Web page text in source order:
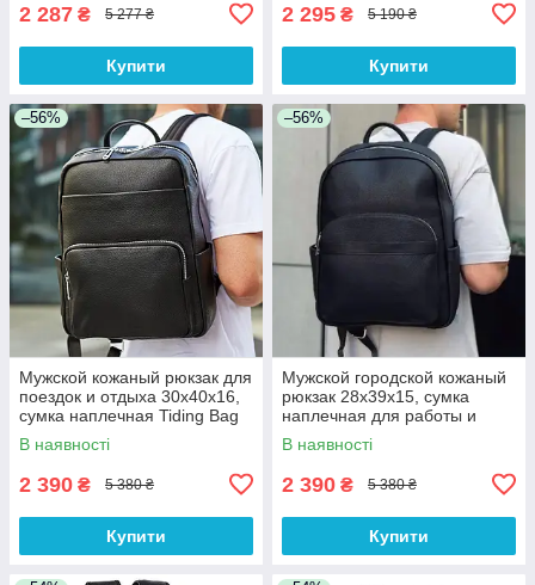
2 287 ₴ 5 277 ₴
Купити
2 295 ₴ 5 190 ₴
Купити
–56%
Мужской кожаный рюкзак для
поездок и отдыха 30х40х16,
сумка наплечная Tiding Bag
59331, черная
В наявності
2 390 ₴ 5 380 ₴
Купити
–56%
Мужской городской кожаный
рюкзак 28х39х15, сумка
наплечная для работы и
путешествий Tiding Bag
60320 черная
В наявності
2 390 ₴ 5 380 ₴
Купити